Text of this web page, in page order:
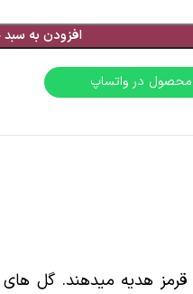
افزودن به سبد
در واتساپ
قرمز هدیه میدهند. گل